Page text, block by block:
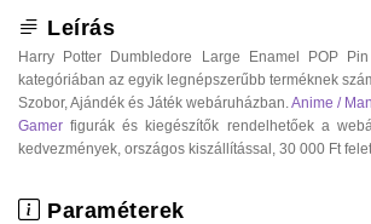
Leírás
Harry Potter Dumbledore Large Enamel POP
kategóriában az egyik legnépszerűbb terméknek
Szobor, Ajándék és Játék webáruházban. Anime /
Gamer figurák és kiegészítők rendelhetőek a
kedvezmények, országos kiszállítással, 30 000 Ft
Paraméterek